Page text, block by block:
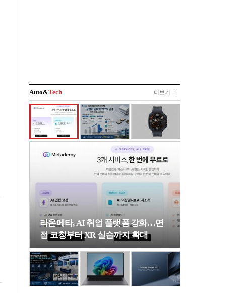
Auto&Tech 더보기
라온메타, AI 취업 플랫폼 강화…면
접 코칭부터 XR 실습까지 확대